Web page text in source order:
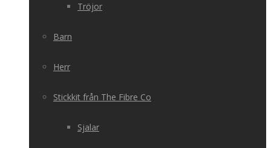
Tröjor
Barn
Herr
Stickkit från The Fibre Co
Sjalar